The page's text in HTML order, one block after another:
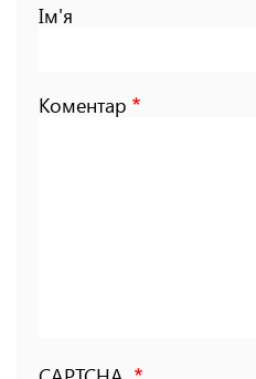
Ім'я
Коментар